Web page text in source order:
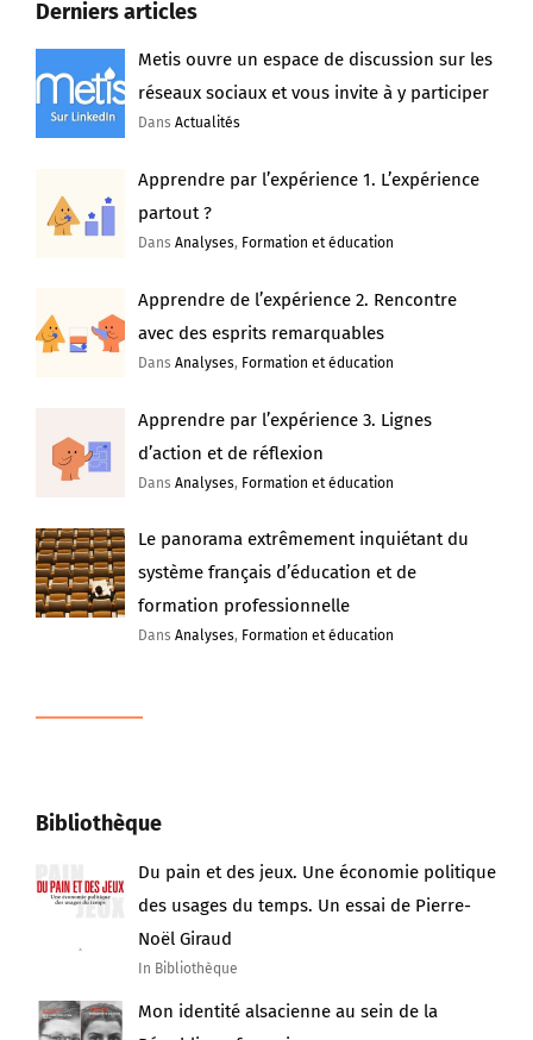
Derniers articles
Metis ouvre un espace de discussion sur les
réseaux sociaux et vous invite à y participer
DansActualités
Apprendre par l’expérience 1. L’expérience
partout ?
DansAnalyses, Formation et éducation
Apprendre de l’expérience 2. Rencontre
avec des esprits remarquables
DansAnalyses, Formation et éducation
Apprendre par l’expérience 3. Lignes
d’action et de réflexion
DansAnalyses, Formation et éducation
Le panorama extrêmement inquiétant du
système français d’éducation et de
formation professionnelle
DansAnalyses, Formation et éducation
Bibliothèque
Du pain et des jeux. Une économie politique
des usages du temps. Un essai de Pierre-
Noël Giraud
In Bibliothèque
Mon identité alsacienne au sein de la